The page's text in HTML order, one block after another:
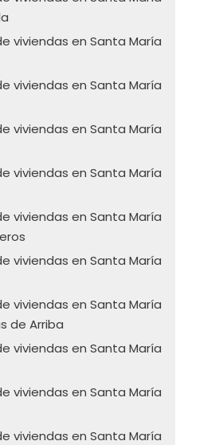
viviendas en Santa María
viviendas en Santa María
viviendas en Santa María
viviendas en Santa María
viviendas en Santa María
viviendas en Santa María
viviendas en Santa María
de Arriba
viviendas en Santa María
viviendas en Santa María
viviendas en Santa María